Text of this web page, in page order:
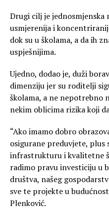
Drugi cilj je jednosmjenska
usmjerenija i
dok su u školama, a da ih
uspješnijima.
Ujedno, dodao je, duži
dimenziju jer su roditelji
školama, a ne nepotrebno
nekim oblicima rizika koji
“Ako imamo dobro
osigurane preduvjete,
infrastrukturu i kvalitetne
radimo pravu investiciju u
društva, našeg
sve te projekte u
Plenković.